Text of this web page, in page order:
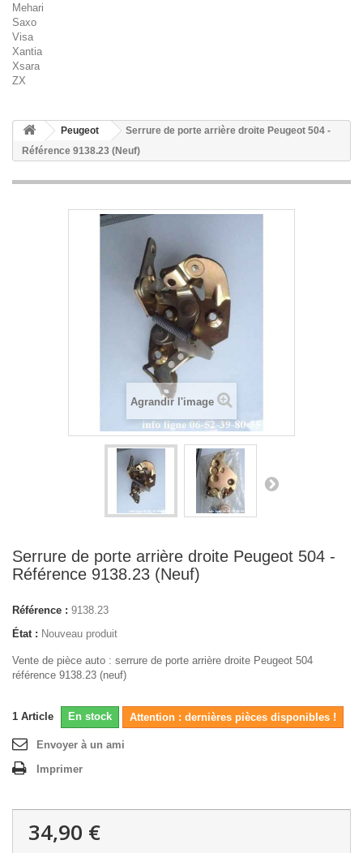
Mehari
Saxo
Visa
Xantia
Xsara
ZX
Peugeot
Serrure de porte arrière droite Peugeot 504 -
Référence 9138.23 (Neuf)
Agrandir l'image
Serrure de porte arrière droite Peugeot 504 -
Référence 9138.23 (Neuf)
Référence : 9138.23
État : Nouveau produit
Vente de pièce auto : serrure de porte arrière droite Peugeot 504
référence 9138.23 (neuf)
1 Article En stock Attention : dernières pièces disponibles !
Envoyer à un ami
Imprimer
34,90 €